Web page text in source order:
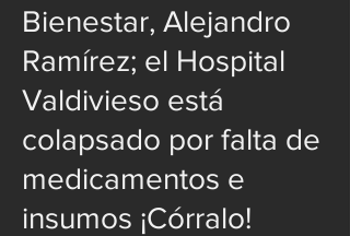
Bienestar, Alejandro
Ramírez; el Hospital
Valdivieso está
colapsado por falta de
medicamentos e
insumos ¡Córralo!